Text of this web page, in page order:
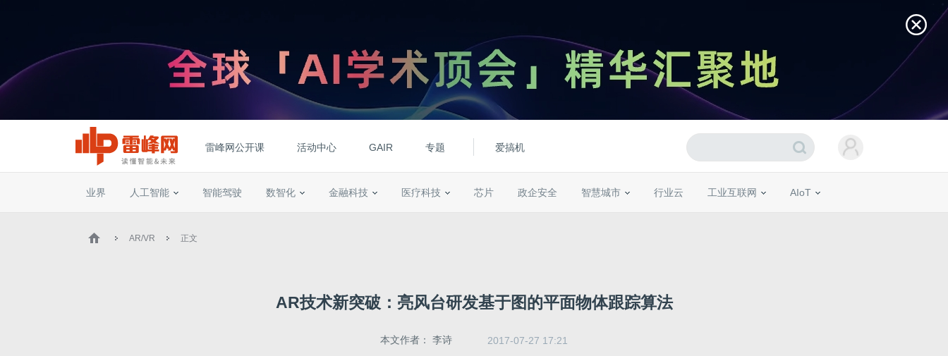
雷峰网公开课 活动中心 GAIR 专题 爱搞机
业界 人工智能 智能驾驶 数智化 金融科技 医疗科技 芯片 政企安全 智慧城市 行业云 工业互联网 AIoT
AR/VR 正文
AR技术新突破：亮风台研发基于图的平面物体跟踪算法
本文作者： 李诗 2017-07-27 17:21